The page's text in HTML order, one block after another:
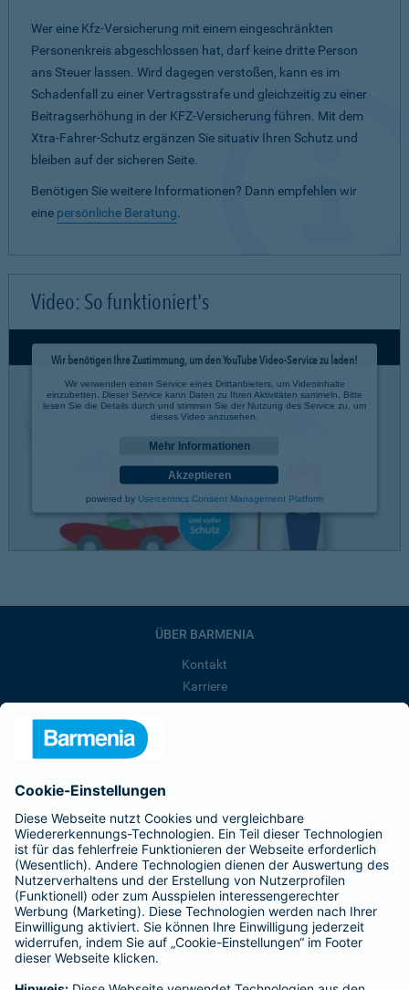
Wer eine Kfz-Versicherung mit einem eingeschränkten
Personenkreis abgeschlossen hat, darf keine dritte Person
ans Steuer lassen. Wird dagegen verstoßen, kann es im
Schadenfall zu einer Vertragsstrafe und gleichzeitig zu einer
Beitragserhöhung in der KFZ-Versicherung führen. Mit dem
Xtra-Fahrer-Schutz ergänzen Sie situativ Ihren Schutz und
bleiben auf der sicheren Seite.
Benötigen Sie weitere Informationen? Dann empfehlen wir
eine persönliche Beratung.
Video: So funktioniert's
Wir benötigen Ihre Zustimmung, um den YouTube Video-Service zu laden!
Wir verwenden einen Service eines Drittanbieters, um Videoinhalte
einzubetten. Dieser Service kann Daten zu Ihren Aktivitäten sammeln. Bitte
lesen Sie die Details durch und stimmen Sie der Nutzung des Service zu, um
dieses Video anzusehen.
Mehr Informationen
Akzeptieren
powered by Usercentrics Consent Management Platform
ÜBER BARMENIA
Kontakt
Karriere
Barmenia ist Teil der BarmeniaGothaer
BELIEBTE SEITEN
Kranken-Zusatzversicherung
Tierversicherungen
Haftpflichtversicherung
Hausratversicherung